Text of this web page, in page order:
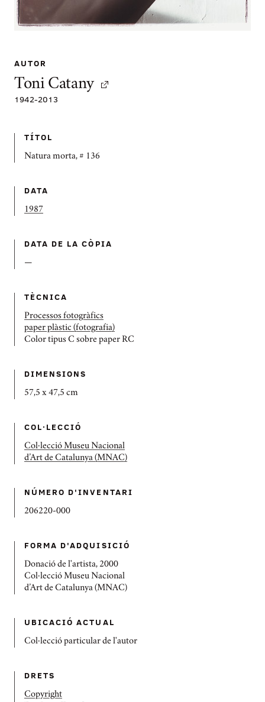
AUTOR
Toni Catany
1942-2013
TÍTOL
Natura morta, # 136
DATA
1987
DATA DE LA CÒPIA
—
TÈCNICA
Processos fotogràfics
paper plàstic (fotografia)
Color tipus C sobre paper RC
DIMENSIONS
57,5 x 47,5 cm
COL·LECCIÓ
Col·lecció Museu Nacional
d’Art de Catalunya (MNAC)
NÚMERO D'INVENTARI
206220-000
FORMA D'ADQUISICIÓ
Donació de l'artista, 2000
Col·lecció Museu Nacional
d’Art de Catalunya (MNAC)
UBICACIÓ ACTUAL
Col·lecció particular de l'autor
DRETS
Copyright